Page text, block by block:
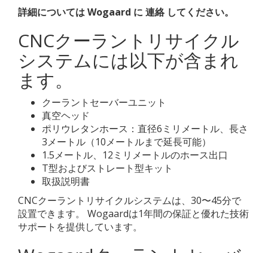
詳細についてはWogaard に 連絡 してください。
CNCクーラントリサイクル
システムには以下が含まれ
ます。
クーラントセーバーユニット
真空ヘッド
ポリウレタンホース：直径6ミリメートル、長さ
3メートル（10メートルまで延長可能）
1.5メートル、12ミリメートルのホース出口
T型およびストレート型キット
取扱説明書
CNCクーラントリサイクルシステムは、30〜45分で
設置できます。 Wogaardは1年間の保証と優れた技術
サポートを提供しています。